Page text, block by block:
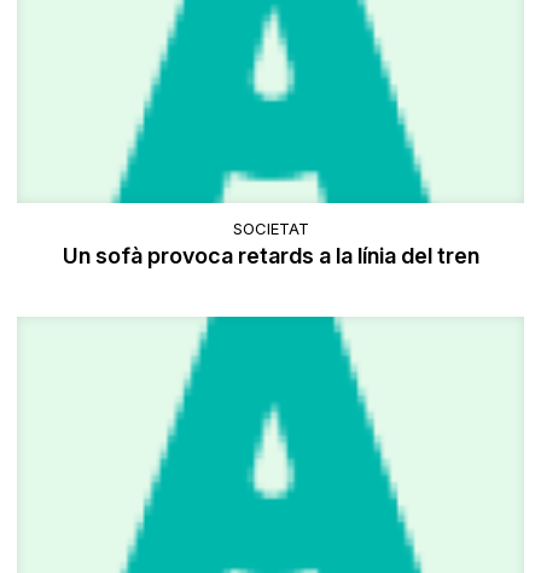
SOCIETAT
Un sofà provoca retards a la línia del tren